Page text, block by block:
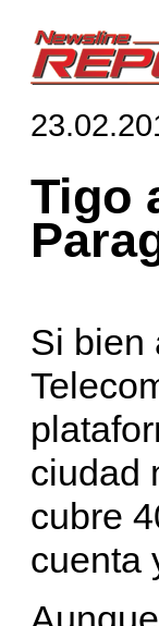
Tigo
Si bien
ciudad
cubre
cuenta